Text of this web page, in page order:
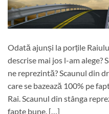
Odată ajunși la porțile
descrise mai jos l-am alege?
ne reprezintă? Scaunul din
care se bazează 100% pe
Rai. Scaunul din stânga
fapte bune, […]